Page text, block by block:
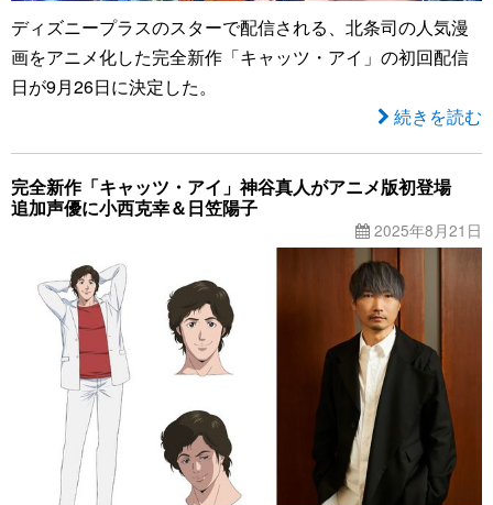
ディズニープラスのスターで配信される、北条司の人気漫
画をアニメ化した完全新作「キャッツ・アイ」の初回配信
日が9月26日に決定した。
続きを読む
完全新作「キャッツ・アイ」神谷真人がアニメ版初登場
追加声優に小西克幸＆日笠陽子
2025年8月21日